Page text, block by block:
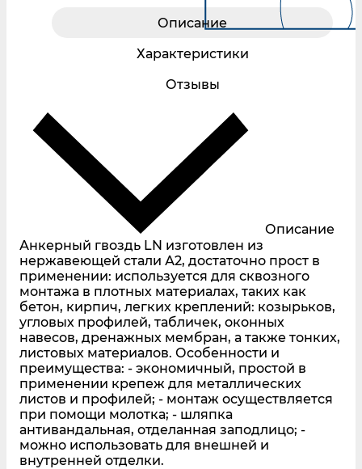
Описание
Характеристики
Отзывы
Описание
Анкерный гвоздь LN изготовлен из
нержавеющей стали А2, достаточно прост в
применении: используется для сквозного
монтажа в плотных материалах, таких как
бетон, кирпич, легких креплений: козырьков,
угловых профилей, табличек, оконных
навесов, дренажных мембран, а также тонких,
листовых материалов. Особенности и
преимущества: - экономичный, простой в
применении крепеж для металлических
листов и профилей; - монтаж осуществляется
при помощи молотка; - шляпка
антивандальная, отделанная заподлицо; -
можно использовать для внешней и
внутренней отделки.